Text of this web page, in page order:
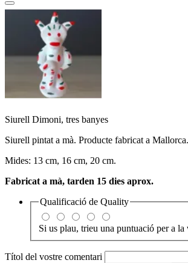
Siurell Dimoni, tres banyes
Siurell pintat a mà. Producte fabricat a Mallorca.
Mides: 13 cm, 16 cm, 20 cm.
Fabricat a mà, tarden 15 dies aprox.
Qualificació de Quality
Si us plau, trieu una puntuació per a la
Títol del vostre comentari